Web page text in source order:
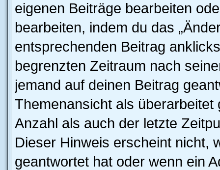
eigenen Beiträge bearbeiten
bearbeiten, indem du das
entsprechenden Beitrag
begrenzten Zeitraum nach
jemand auf deinen Beitrag
Themenansicht als
Anzahl als auch der letzte
Dieser Hinweis erscheint nicht,
geantwortet hat oder wenn ein